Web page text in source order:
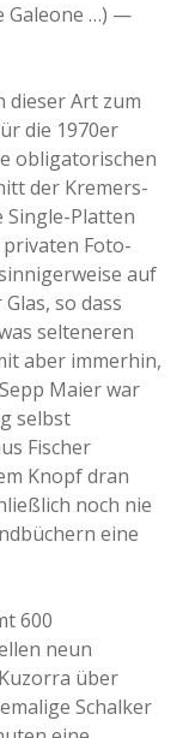
Galeone …) —
dieser Art zum
die 1970er
obligatorischen
der Kremers-
Single-Platten
Foto-
auf
so dass
selteneren
aber immerhin,
Maier war
selbst
Fischer
Knopf dran
noch nie
eine
600
neun
über
Schalker